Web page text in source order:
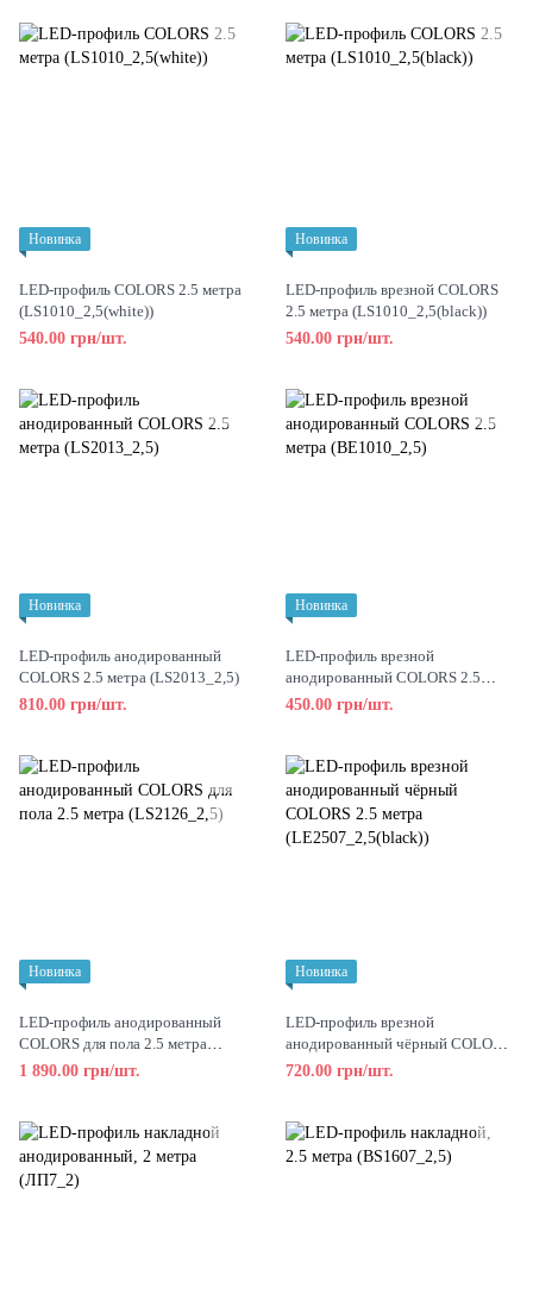
Новинка
LED-профиль COLORS 2.5 метра
(LS1010_2,5(white))
540.00 грн/шт.
Новинка
LED-профиль врезной COLORS
2.5 метра (LS1010_2,5(black))
540.00 грн/шт.
Новинка
LED-профиль анодированный
COLORS 2.5 метра (LS2013_2,5)
810.00 грн/шт.
Новинка
LED-профиль врезной
анодированный COLORS 2.5
метра (BE1010_2,5)
450.00 грн/шт.
Новинка
LED-профиль анодированный
COLORS для пола 2.5 метра
(LS2126_2,5)
1 890.00 грн/шт.
Новинка
LED-профиль врезной
анодированный чёрный COLORS
2.5 метра (LE2507_2,5(black))
720.00 грн/шт.